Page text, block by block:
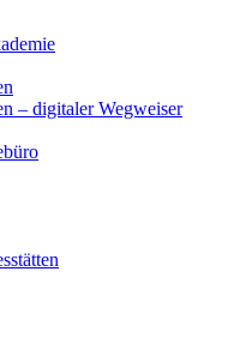
– digitaler Wegweiser